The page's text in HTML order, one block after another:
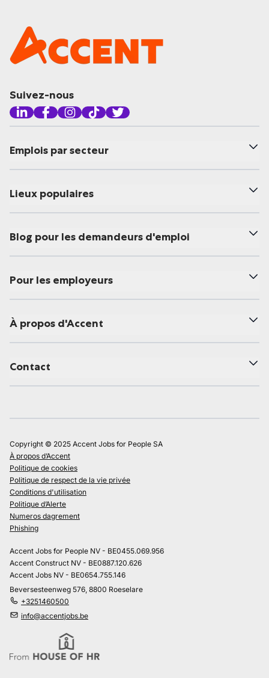
Suivez-nous
Emplois par secteur
Lieux populaires
Blog pour les demandeurs d'emploi
Pour les employeurs
À propos d'Accent
Contact
Copyright © 2025 Accent Jobs for People SA
À propos d’Accent
Politique de cookies
Politique de respect de la vie privée
Conditions d'utilisation
Politique d’Alerte
Numeros dagrement
Phishing
Accent Jobs for People NV - BE0455.069.956
Accent Construct NV - BE0887.120.626
Accent Jobs NV - BE0654.755.146
Beversesteenweg 576, 8800 Roeselare
+3251460500
info@accentjobs.be